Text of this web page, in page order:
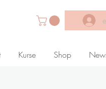
Kurse Shop